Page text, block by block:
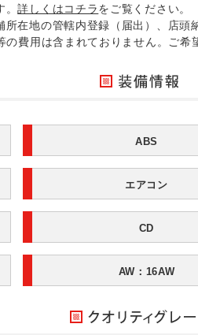
。詳しくはコチラをご覧ください。
在地の管轄内登録（届出）、店
費用は含まれておりません。ご希
ABS
エアコン
CD
AW：16AW